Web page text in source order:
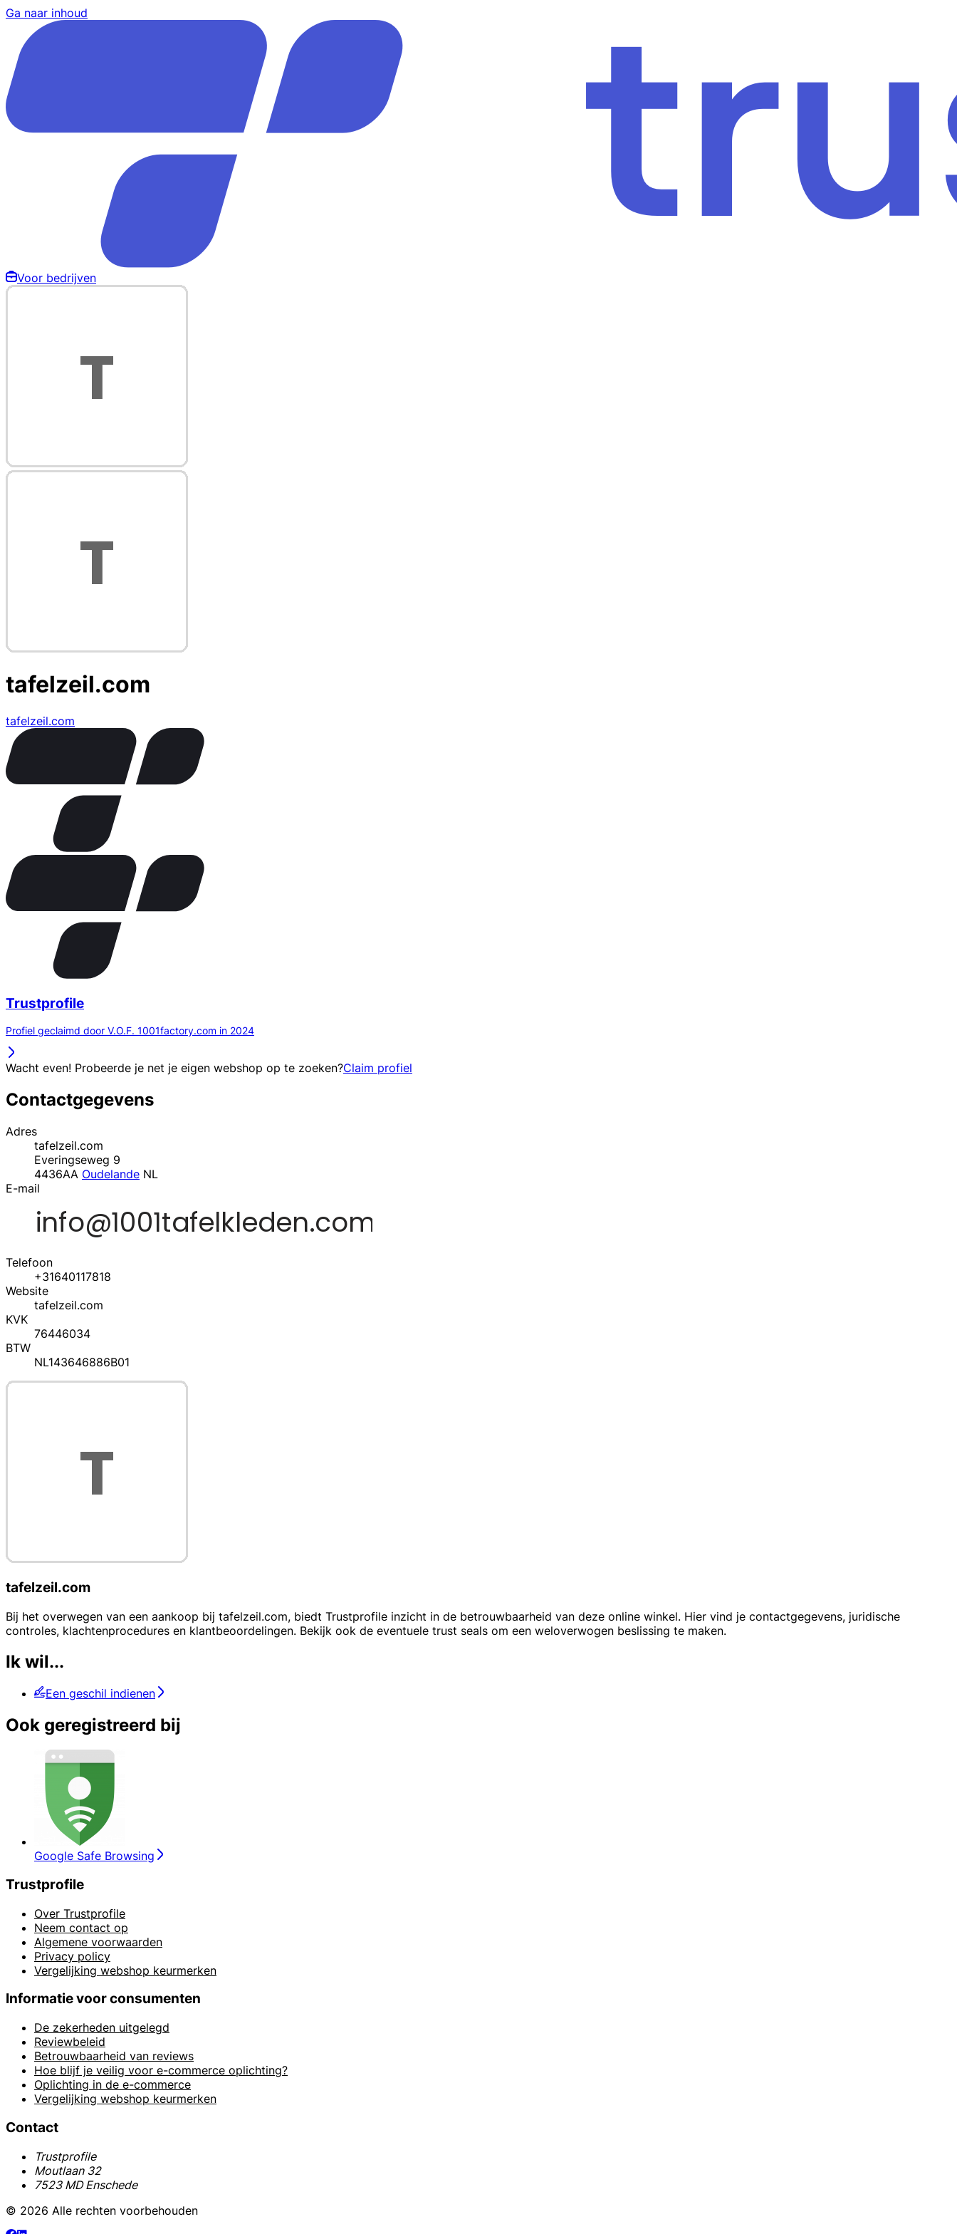
Ga naar inhoud
Voor bedrijven
tafelzeil.com
tafelzeil.com
Trustprofile
Profiel geclaimd door V.O.F. 1001factory.com in 2024
Wacht even! Probeerde je net je eigen webshop op te zoeken?Claim profiel
Contactgegevens
Adres
tafelzeil.com
Everingseweg 9
4436AA Oudelande NL
E-mail
Telefoon
+31640117818
Website
tafelzeil.com
KVK
76446034
BTW
NL143646886B01
tafelzeil.com
Bij het overwegen van een aankoop bij tafelzeil.com, biedt Trustprofile inzicht in de betrouwbaarheid van deze online winkel. Hier vind je contactgegevens, juridische
controles, klachtenprocedures en klantbeoordelingen. Bekijk ook de eventuele trust seals om een weloverwogen beslissing te maken.
Ik wil...
Een geschil indienen
Ook geregistreerd bij
Google Safe Browsing
Trustprofile
Over Trustprofile
Neem contact op
Algemene voorwaarden
Privacy policy
Vergelijking webshop keurmerken
Informatie voor consumenten
De zekerheden uitgelegd
Reviewbeleid
Betrouwbaarheid van reviews
Hoe blijf je veilig voor e-commerce oplichting?
Oplichting in de e-commerce
Vergelijking webshop keurmerken
Contact
Trustprofile
Moutlaan 32
7523 MD Enschede
© 2026 Alle rechten voorbehouden